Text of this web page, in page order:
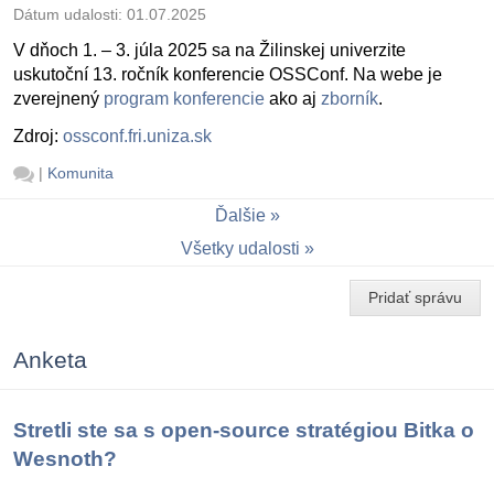
Dátum udalosti: 01.07.2025
V dňoch 1. – 3. júla 2025 sa na Žilinskej univerzite
uskutoční 13. ročník konferencie OSSConf. Na webe je
zverejnený program konferencie ako aj zborník.
Zdroj: ossconf.fri.uniza.sk
| Komunita
Ďalšie
Všetky udalosti
Pridať správu
Anketa
Stretli ste sa s open-source stratégiou Bitka o
Wesnoth?